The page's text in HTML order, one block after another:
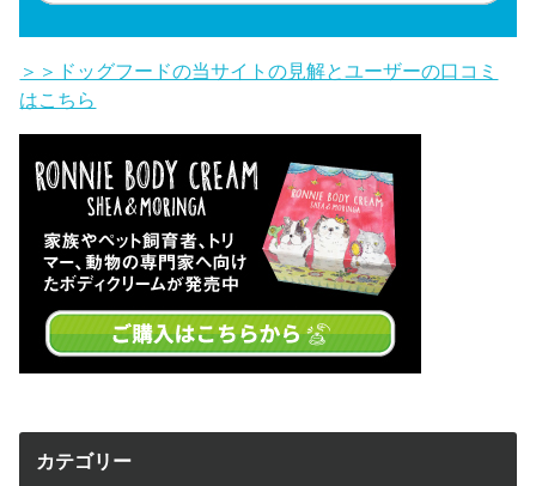
＞＞ドッグフードの当サイトの見解とユーザーの口コミ
はこちら
カテゴリー